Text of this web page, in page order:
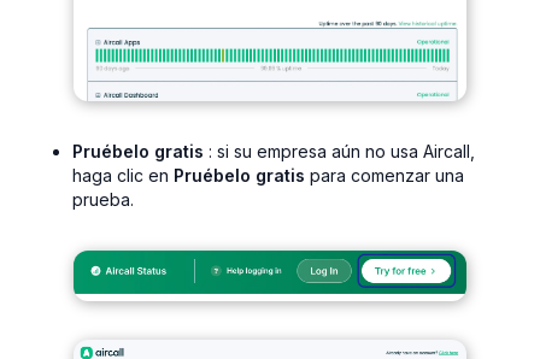
Pruébelo gratis : si su empresa aún no usa Aircall,
haga clic en Pruébelo gratis para comenzar una
prueba.